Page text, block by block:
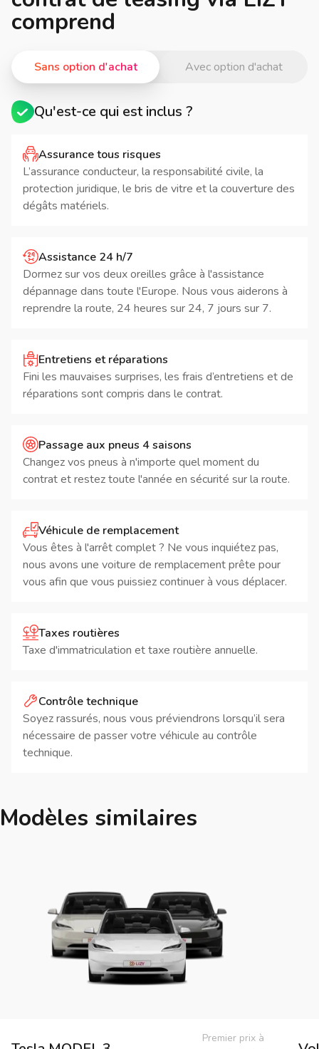
Modèles similaires
Premier prix à
comprend
Avec option d'achat
Sans option d'achat
Qu'est-ce qui est inclus ?
Assurance tous risques
L’assurance conducteur, la responsabilité civile, la
protection juridique, le bris de vitre et la couverture des
dégâts matériels.
Assistance 24 h/7
Dormez sur vos deux oreilles grâce à l'assistance
dépannage dans toute l'Europe. Nous vous aiderons à
reprendre la route, 24 heures sur 24, 7 jours sur 7.
Entretiens et réparations
Fini les mauvaises surprises, les frais d’entretiens et de
réparations sont compris dans le contrat.
Passage aux pneus 4 saisons
Changez vos pneus à n'importe quel moment du
contrat et restez toute l'année en sécurité sur la route.
Véhicule de remplacement
Vous êtes à l'arrêt complet ? Ne vous inquiétez pas,
nous avons une voiture de remplacement prête pour
vous afin que vous puissiez continuer à vous déplacer.
Taxes routières
Taxe d'immatriculation et taxe routière annuelle.
Contrôle technique
Soyez rassurés, nous vous préviendrons lorsqu’il sera
nécessaire de passer votre véhicule au contrôle
technique.